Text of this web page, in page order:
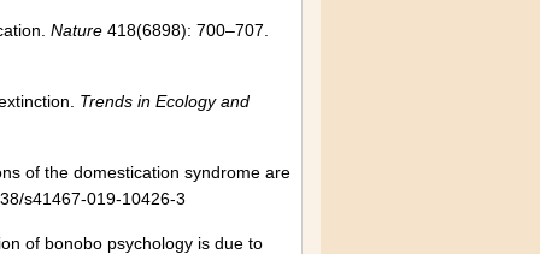
Nature 418(6898): 700–707.
Trends in Ecology and
of the domestication syndrome are
s41467-019-10426-3
of bonobo psychology is due to